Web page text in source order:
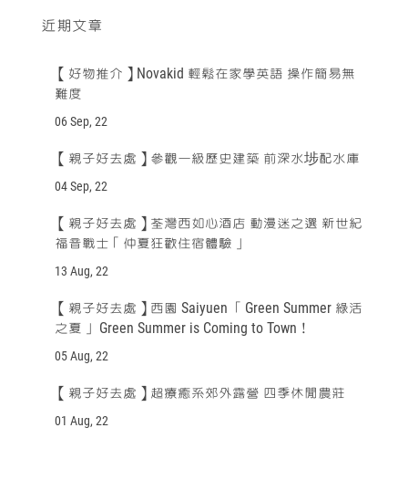
近期文章
【好物推介】Novakid 輕鬆在家學英語 操作簡易無
難度
06 Sep, 22
【親子好去處】參觀一級歷史建築 前深水埗配水庫
04 Sep, 22
【親子好去處】荃灣西如心酒店 動漫迷之選 新世紀
福音戰士「仲夏狂歡住宿體驗」
13 Aug, 22
【親子好去處】西園 Saiyuen 「Green Summer 綠活
之夏」 Green Summer is Coming to Town！
05 Aug, 22
【親子好去處】超療癒系郊外露營 四季休閒農莊
01 Aug, 22